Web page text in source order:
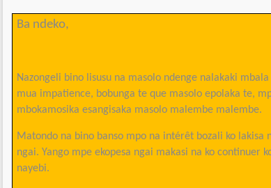
Ba ndeko,
Nazongeli bino lisusu na masolo ndenge nalakaki
mua impatience, bobunga te que masolo epolaka te,
mbokamosika esangisaka masolo malembe malembe.
Matondo na bino banso mpo na intérêt bozali ko lakisa
ngai. Yango mpe ekopesa ngai makasi na ko continuer
nayebi.